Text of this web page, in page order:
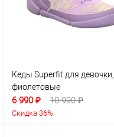
Кеды Superfit для девочки,
фиолетовые
6 990 ₽ 10 990 ₽
Скидка 36%